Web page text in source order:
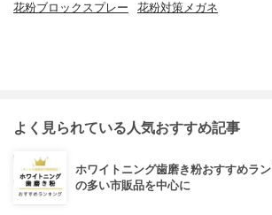
花粉ブロックスプレー 花粉対策メガネ
よく見られている人気おすすめ記事
ホワイトニング歯磨き粉おすすめラ
の多い市販品を中心に